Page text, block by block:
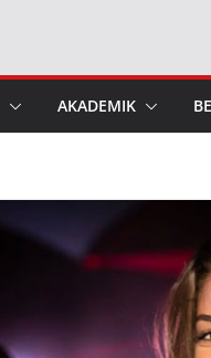
AKADEMIK